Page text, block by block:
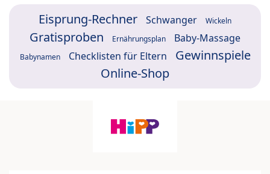
Eisprung-Rechner Schwanger Wickeln
Gratisproben Ernährungsplan Baby-Massage
Babynamen Checklisten für Eltern
Gewinnspiele
Online-Shop